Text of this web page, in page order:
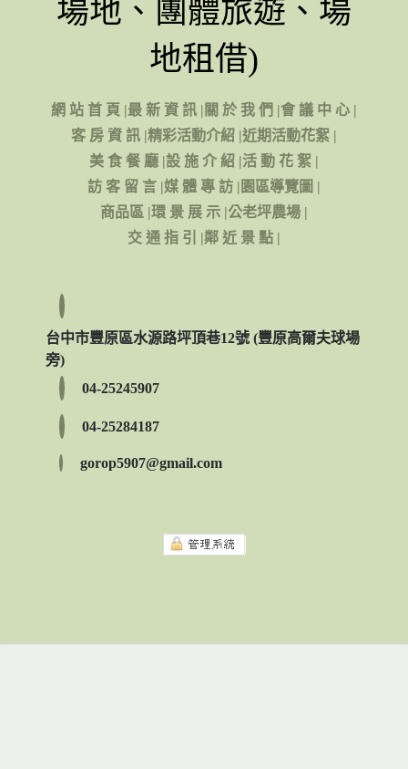
場地、團體旅遊、場
地租借)
網 站 首 頁 |最 新 資 訊 | 關 於 我 們 |會 議 中 心 |
客 房 資 訊 |精彩活動介紹 |近期活動花絮 |
美 食 餐 廳 |設 施 介 紹 |活 動 花 絮 |
訪 客 留 言 |媒 體 專 訪 | 園區導覽圖 |
商品區 |環 景 展 示 |公老坪農場 |
交 通 指 引
|鄰 近 景 點 |
台中市豐原區水源路坪頂巷12號 (豐原高爾夫球場
旁)
04-25245907
04-25284187
gorop5907@gmail.com